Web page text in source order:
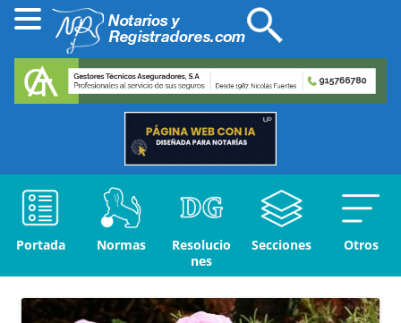
Portada Normas
Resolucio
nes
Secciones Otros